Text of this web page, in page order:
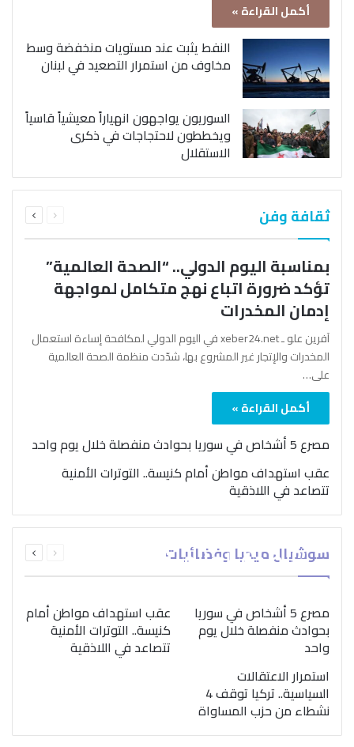
أكمل القراءة »
النفط يثبت عند مستويات منخفضة وسط
مخاوف من استمرار التصعيد في لبنان
السوريون يواجهون انهياراً معيشياً قاسياً
ويخططون لاحتجاجات في ذكرى
الاستقلال
ثقافة وفن الصفحةالصفحة
بمناسبة اليوم الدولي.. “الصحة العالمية”
تؤكد ضرورة اتباع نهج متكامل لمواجهة
إدمان المخدرات
آفرين علو ـ xeber24.net في اليوم الدولي لمكافحة إساءة استعمال
المخدرات والإتجار غير المشروع بها، شدّدت منظمة الصحة العالمية
على…
أكمل القراءة »
مصرع 5 أشخاص في سوريا بحوادث منفصلة خلال يوم واحد
عقب استهداف مواطن أمام كنيسة.. التوترات الأمنية
تتصاعد في اللاذقية
سوشيال ميديا وفضائيات الصفحةالصفحة
بمناسبة اليوم الدولي..
“الصحة العالمية” تؤكد
ضرورة اتباع نهج متكامل
لمواجهة إدمان المخدرات
مصرع 5 أشخاص في سوريا
بحوادث منفصلة خلال يوم
واحد
عقب استهداف مواطن أمام
كنيسة.. التوترات الأمنية
تتصاعد في اللاذقية
استمرار الاعتقالات
السياسية.. تركيا توقف 4
نشطاء من حزب المساواة